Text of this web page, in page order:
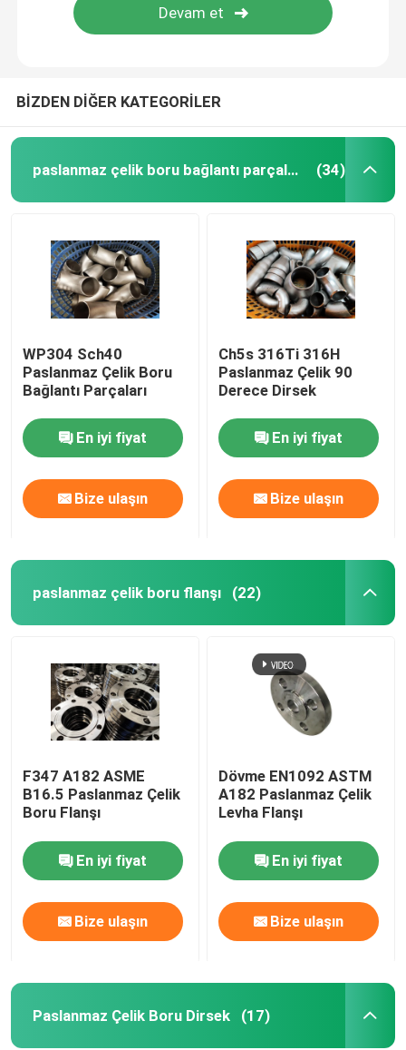
Ürün:% s
BİZDEN DİĞER KATEGORİLER
paslanmaz çelik boru bağlantı parçaları (34)
WP304 Sch40
Paslanmaz Çelik Boru
Bağlantı Parçaları
En iyi fiyat
Bize ulaşın
Ch5s 316Ti 316H
Paslanmaz Çelik 90
Derece Dirsek
En iyi fiyat
Bize ulaşın
paslanmaz çelik boru flanşı (22)
F347 A182 ASME
B16.5 Paslanmaz Çelik
Boru Flanşı
En iyi fiyat
Bize ulaşın
Dövme EN1092 ASTM
A182 Paslanmaz Çelik
Levha Flanşı
En iyi fiyat
Bize ulaşın
Paslanmaz Çelik Boru Dirsek (17)